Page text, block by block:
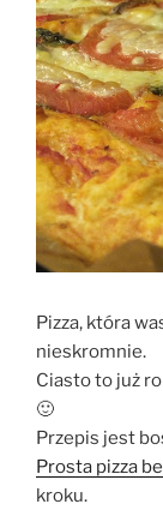
Pizza, która
nieskromnie.
Ciasto to już
🙂
Przepis jest
Prosta pizza
kroku.